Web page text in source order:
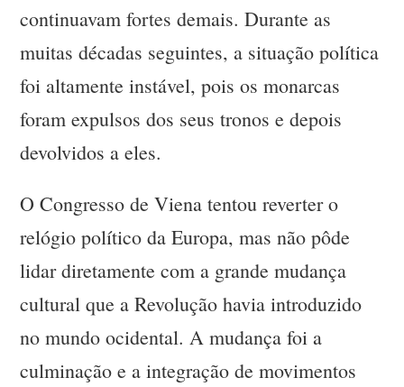
continuavam fortes demais. Durante as
muitas décadas seguintes, a situação política
foi altamente instável, pois os monarcas
foram expulsos dos seus tronos e depois
devolvidos a eles.
O Congresso de Viena tentou reverter o
relógio político da Europa, mas não pôde
lidar diretamente com a grande mudança
cultural que a Revolução havia introduzido
no mundo ocidental. A mudança foi a
culminação e a integração de movimentos